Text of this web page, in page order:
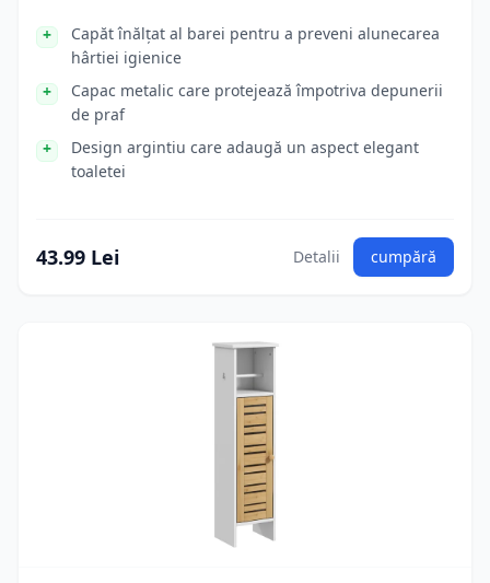
Capăt înălțat al barei pentru a preveni alunecarea
hârtiei igienice
Capac metalic care protejează împotriva depunerii
de praf
Design argintiu care adaugă un aspect elegant
toaletei
43.99 Lei Detalii cumpără